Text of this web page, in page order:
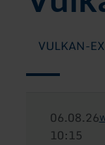
VULKAN-
06.08.26
10:15